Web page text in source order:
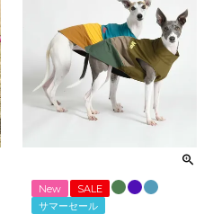
New
SALE
サマーセール